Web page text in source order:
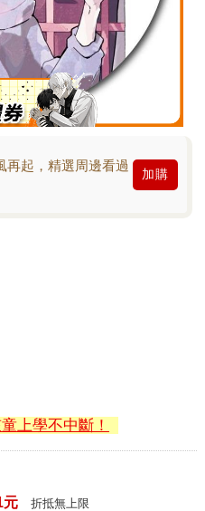
起，精選周邊看過
加購
上學不中斷！
元 折抵無上限